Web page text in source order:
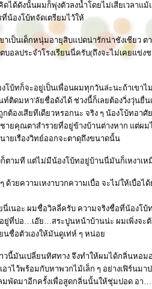
ดได้ดังนั้นผมก็พุ่งตัวลงน้ำโดยไม่เสียเวลา
น้องโบ้ทจัดเตรียมไว้ให้
เป็นเด็กหนุ่มอายุสิบแปดน่ารักน่าชังเชียว ต
อลประจำโรงเรียนนี่ครับ(ถึงจะไม่เคยแข่ง
โบ้ทก็จะอยู่เป็นเพื่อนผมทุกวันล่ะนะถ้าเขา
ท์ติดมหา'ลัยชื่อดังได้ ช่วงนี้ก็เลยต้องวิ่งวุ่นยื่น
ต้องเสียทีเดียวหรอกนะ จริง ๆ น้องโบ้ทอ
ยคุณตาสำรวยที่อยู่ข้างบ้านต่างหาก แต่ผมไ
ยเรืองวิทย์ออกจะตาดุถึงขนาดนั้น
ก็ตามที แต่ไม่มีน้องโบ้ทอยู่บ้านนี่มันก็เหงาเ
ด้วยความเหงาบวกความเบื่อ จะไม่ให้เบื่อ
นี่เนอะ ผมชื่อวิลลี่ครับ ความจริงชื่อที่น้องโ
ยู่ที่บ่อ…เอ๊ย…สระปูนหน้าบ้านน่ะ ผมเพิ่งจะ
นชื่อตัวเองให้มันดูเท่ห์ ๆ หน่อย
วนี้มันเปลี่ยนทิศทาง จึงทำให้ผมได้กลิ่นหอ
าไว้พร้อมกับหาพวกไม้เล็ก ๆ อย่างเฟิร์นม
พัดมาอีกครั้งเพื่อสูดกลิ่นนั้นให้ชุ่มปอด อา